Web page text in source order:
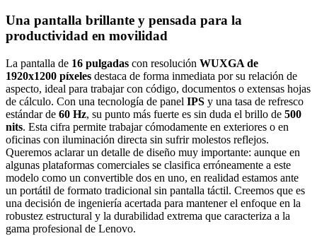
Una pantalla brillante y pensada para la
productividad en movilidad
La pantalla de 16 pulgadas con resolución WUXGA de
1920x1200 píxeles destaca de forma inmediata por su relación de
aspecto, ideal para trabajar con código, documentos o extensas hojas
de cálculo. Con una tecnología de panel IPS y una tasa de refresco
estándar de 60 Hz, su punto más fuerte es sin duda el brillo de 500
nits. Esta cifra permite trabajar cómodamente en exteriores o en
oficinas con iluminación directa sin sufrir molestos reflejos.
Queremos aclarar un detalle de diseño muy importante: aunque en
algunas plataformas comerciales se clasifica erróneamente a este
modelo como un convertible dos en uno, en realidad estamos ante
un portátil de formato tradicional sin pantalla táctil. Creemos que es
una decisión de ingeniería acertada para mantener el enfoque en la
robustez estructural y la durabilidad extrema que caracteriza a la
gama profesional de Lenovo.